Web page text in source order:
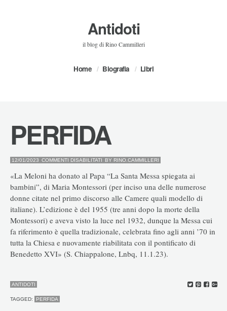
Antidoti
il blog di Rino Cammilleri
Home Biografia Libri
PERFIDA
12/01/2023 COMMENTI DISABILITATI SU
BY RINO.CAMMILLERI
«La Meloni ha donato al Papa “La Santa Messa spiegata ai
bambini”, di Maria Montessori (per inciso una delle numerose
donne citate nel primo discorso alle Camere quali modello di
italiane). L’edizione è del 1955 (tre anni dopo la morte della
Montessori) e aveva visto la luce nel 1932, dunque la Messa cui
fa riferimento è quella tradizionale, celebrata fino agli anni ’70 in
tutta la Chiesa e nuovamente riabilitata con il pontificato di
Benedetto XVI» (S. Chiappalone, Lnbq, 11.1.23).
ANTIDOTI
TAGGED: PERFIDA